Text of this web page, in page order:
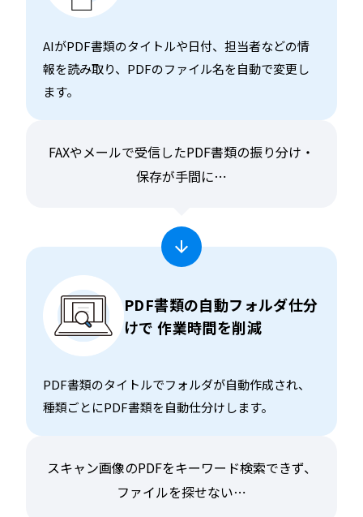
AIがPDF書類のタイトルや日付、担当者などの情
報を読み取り、PDFのファイル名を自動で変更し
ます。
FAXやメールで受信したPDF書類の振り分け・
保存が手間に⋯
PDF書類の自動フォルダ仕分
けで作業時間を削減
PDF書類のタイトルでフォルダが自動作成され、
種類ごとにPDF書類を自動仕分けします。
スキャン画像のPDFをキーワード検索できず、
ファイルを探せない⋯